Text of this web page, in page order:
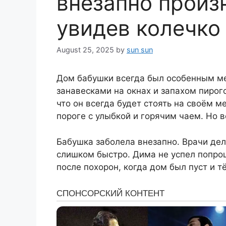
увидев
August 25, 2025 by sun sun
Дом бабушки всегда был особенным
занавесками на окнах и запахом
что он всегда будет стоять на своём
пороге с улыбкой и горячим чаем. Но
Бабушка заболела внезапно. Врачи
слишком быстро. Дима не успел
после похорон, когда дом был пуст и